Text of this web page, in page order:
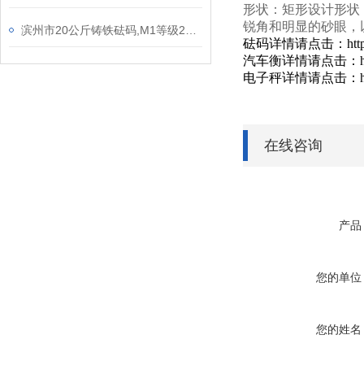
形状：矩形设计形
锐角和明显的砂眼
砝码详情请点击 ：
汽车衡详情请点击：
电子秤详情请点击：
在线咨询
产品
您的单位
您的姓名